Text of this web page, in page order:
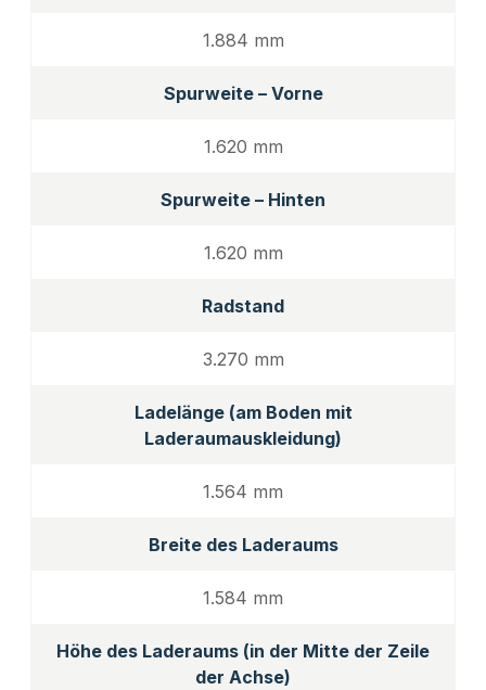
1.884 mm
Spurweite – Vorne
1.620 mm
Spurweite – Hinten
1.620 mm
Radstand
3.270 mm
Ladelänge (am Boden mit
Laderaumauskleidung)
1.564 mm
Breite des Laderaums
1.584 mm
Höhe des Laderaums (in der Mitte der Zeile
der Achse)